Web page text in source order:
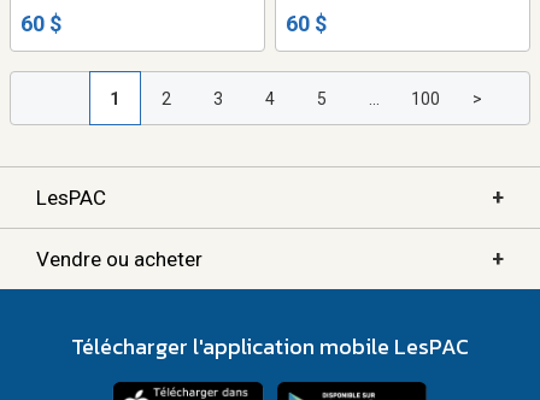
60 $ 60 $
1 2 3 4 5 100 >
LesPAC +
Vendre ou acheter +
Télécharger l'application mobile LesPAC